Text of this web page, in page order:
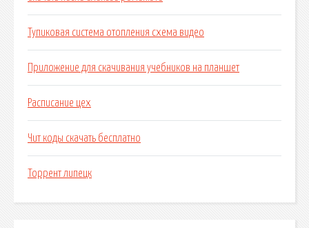
Тупиковая система отопления схема видео
Приложение для скачивания учебников на планшет
Расписание цех
Чит коды скачать бесплатно
Торрент липецк